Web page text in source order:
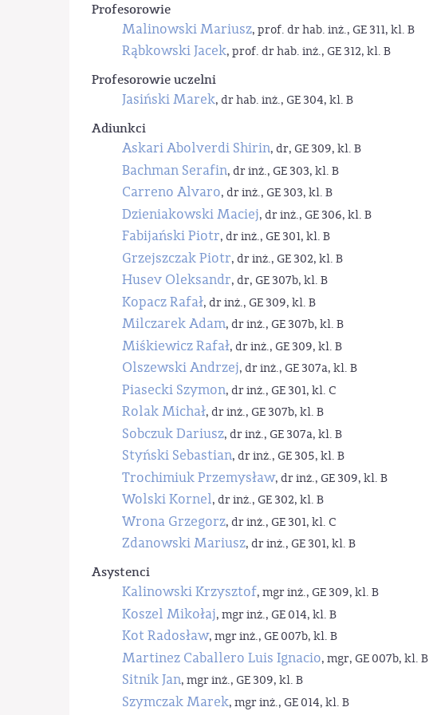
Profesorowie
Malinowski Mariusz, prof. dr hab. inż., GE 311, kl. B
Rąbkowski Jacek, prof. dr hab. inż., GE 312, kl. B
Profesorowie uczelni
Jasiński Marek, dr hab. inż., GE 304, kl. B
Adiunkci
Askari Abolverdi Shirin, dr, GE 309, kl. B
Bachman Serafin, dr inż., GE 303, kl. B
Carreno Alvaro, dr inż., GE 303, kl. B
Dzieniakowski Maciej, dr inż., GE 306, kl. B
Fabijański Piotr, dr inż., GE 301, kl. B
Grzejszczak Piotr, dr inż., GE 302, kl. B
Husev Oleksandr, dr, GE 307b, kl. B
Kopacz Rafał, dr inż., GE 309, kl. B
Milczarek Adam, dr inż., GE 307b, kl. B
Miśkiewicz Rafał, dr inż., GE 309, kl. B
Olszewski Andrzej, dr inż., GE 307a, kl. B
Piasecki Szymon, dr inż., GE 301, kl. C
Rolak Michał, dr inż., GE 307b, kl. B
Sobczuk Dariusz, dr inż., GE 307a, kl. B
Styński Sebastian, dr inż., GE 305, kl. B
Trochimiuk Przemysław, dr inż., GE 309, kl. B
Wolski Kornel, dr inż., GE 302, kl. B
Wrona Grzegorz, dr inż., GE 301, kl. C
Zdanowski Mariusz, dr inż., GE 301, kl. B
Asystenci
Kalinowski Krzysztof, mgr inż., GE 309, kl. B
Koszel Mikołaj, mgr inż., GE 014, kl. B
Kot Radosław, mgr inż., GE 007b, kl. B
Martinez Caballero Luis Ignacio, mgr, GE 007b, kl. B
Sitnik Jan, mgr inż., GE 309, kl. B
Szymczak Marek, mgr inż., GE 014, kl. B